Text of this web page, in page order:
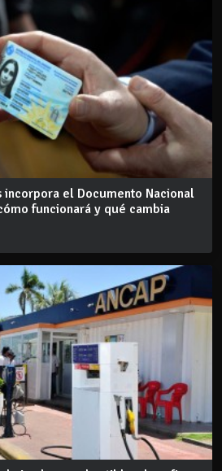
incorpora el Documento Nacional
funcionará y qué cambia